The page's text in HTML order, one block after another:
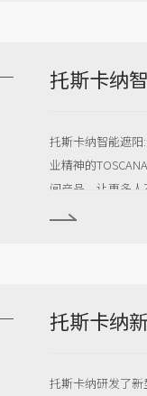
托斯卡纳智能遮
业精神的
间产品，让更多人
托斯卡纳研发了